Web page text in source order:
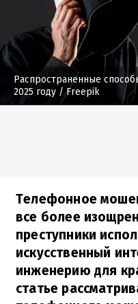
Распространенные
2025 году / Freepik
Телефонное
все более
преступники
искусственный
инженерию для
статье